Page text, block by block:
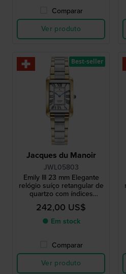
Comparar
Ver produto
Jacques du Manoir
JWL05803
Emily III 23 mm Elegante
relógio suíço retangular de
quartzo com índices
romanos
242,00 US$
● Em stock
Comparar
Ver produto
Best-seller